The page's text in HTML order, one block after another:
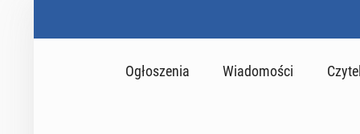
Ogłoszenia Wiadomości